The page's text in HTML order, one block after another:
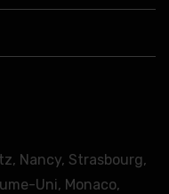
Nancy, Strasbourg,
Uni, Monaco,